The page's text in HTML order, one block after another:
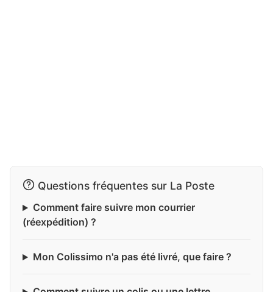
Questions fréquentes sur La Poste
Comment faire suivre mon courrier
(réexpédition) ?
Mon Colissimo n'a pas été livré, que faire ?